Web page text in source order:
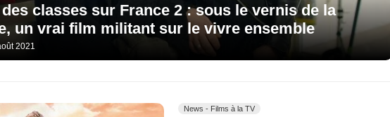
classes sur France 2 : sous le vernis de la
un vrai film militant sur le vivre ensemble
2021
News - Films à la TV